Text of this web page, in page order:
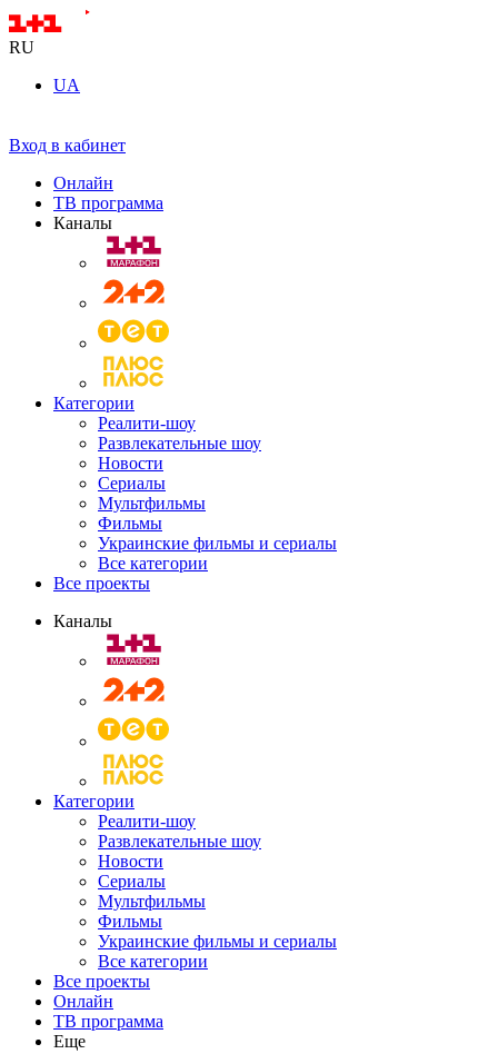
RU
UA
Вход в кабинет
Онлайн
ТВ программа
Каналы
Категории
Реалити-шоу
Развлекательные шоу
Новости
Сериалы
Мультфильмы
Фильмы
Украинские фильмы и сериалы
Все категории
Все проекты
Каналы
Категории
Реалити-шоу
Развлекательные шоу
Новости
Сериалы
Мультфильмы
Фильмы
Украинские фильмы и сериалы
Все категории
Все проекты
Онлайн
ТВ программа
Еще